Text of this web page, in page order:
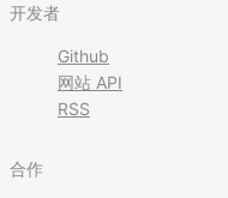
开发者
Github
网站 API
RSS
合作